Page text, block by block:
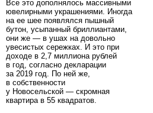
Все это дополнялось массивными
ювелирными украшениями. Иногда
на ее шее появлялся пышный
бутон, усыпанный бриллиантами,
они же — в ушах на довольно
увесистых сережках. И это при
доходе в 2,7 миллиона рублей
в год, согласно декларации
за 2019 год. По ней же,
в собственности
у Новосельской — скромная
квартира в 55 квадратов.